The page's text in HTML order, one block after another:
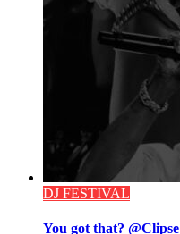
DJ FESTIVAL
You got that? @Clipse